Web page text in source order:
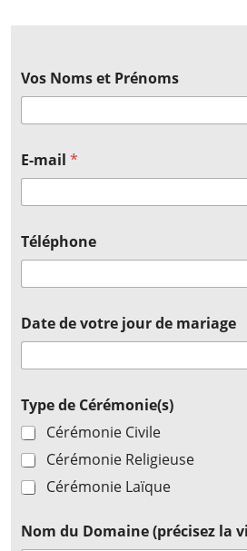
Vos Noms et Prénoms
E-mail *
Téléphone
Date de votre jour de mariage
Type de Cérémonie(s)
Cérémonie Civile
Cérémonie Religieuse
Cérémonie Laïque
Nom du Domaine (précisez la